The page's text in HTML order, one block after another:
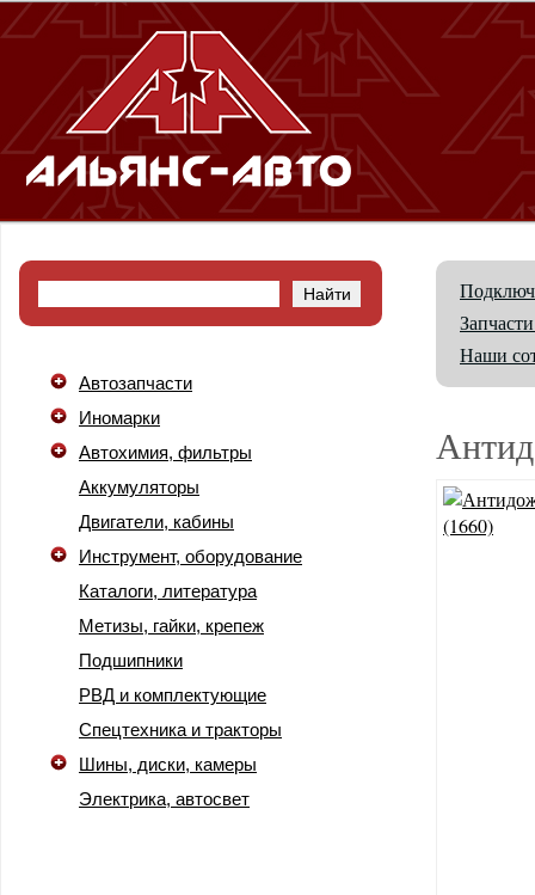
Автозапчасти
Иномарки
Автохимия, фильтры
Аккумуляторы
Двигатели, кабины
Инструмент, оборудование
Каталоги, литература
Метизы, гайки, крепеж
Подшипники
РВД и комплектующие
Спецтехника и тракторы
Шины, диски, камеры
Электрика, автосвет
Наши